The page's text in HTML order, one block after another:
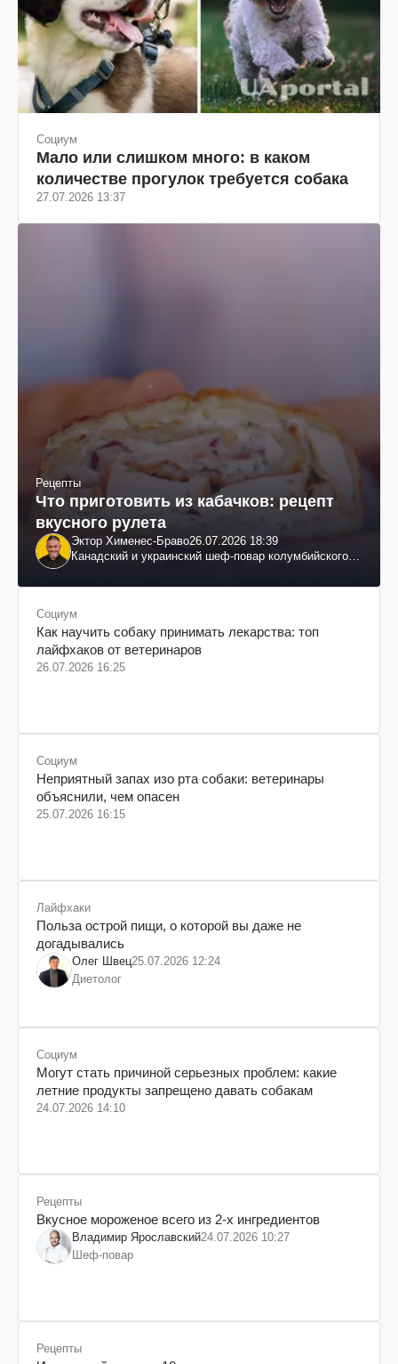
Социум
Мало или слишком много: в каком
количестве прогулок требуется собака
27.07.2026 13:37
Рецепты
Что приготовить из кабачков: рецепт
вкусного рулета
Эктор Хименес-Браво26.07.2026 18:39
Канадский и украинский шеф-повар колумбийского
Социум
Как научить собаку принимать лекарства: топ
лайфхаков от ветеринаров
26.07.2026 16:25
Социум
Неприятный запах изо рта собаки: ветеринары
объяснили, чем опасен
25.07.2026 16:15
Лайфхаки
Польза острой пищи, о которой вы даже не
догадывались
Олег Швец25.07.2026 12:24
Диетолог
Социум
Могут стать причиной серьезных проблем: какие
летние продукты запрещено давать собакам
24.07.2026 14:10
Рецепты
Вкусное мороженое всего из 2-х ингредиентов
Владимир Ярославский24.07.2026 10:27
Шеф-повар
Рецепты